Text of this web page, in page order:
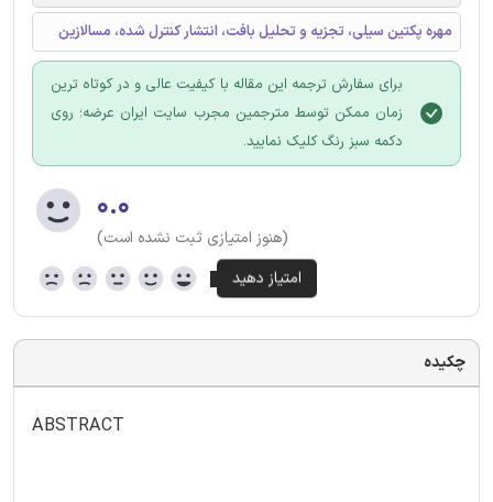
مهره پکتین سیلی، تجزیه و تحلیل بافت، انتشار کنترل شده، مسالازین
برای سفارش ترجمه این مقاله با کیفیت عالی و در کوتاه ترین
زمان ممکن توسط مترجمین مجرب سایت ایران عرضه؛ روی
دکمه سبز رنگ کلیک نمایید.
۰.۰
(هنوز امتیازی ثبت نشده است)
چکیده
ABSTRACT